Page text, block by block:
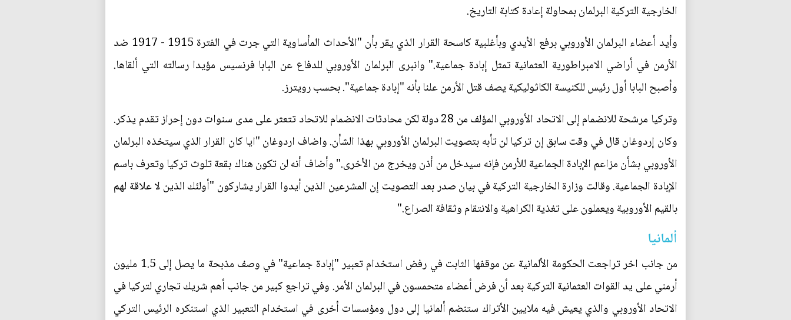
الخارجية التركية البرلمان بمحاولة إعادة كتابة التاريخ.
وأيد أعضاء البرلمان الأوروبي برفع الأيدي وبأغلبية كاسحة القرار الذي يقر بأن "الأحداث المأساوية التي جرت في الفترة 1915 - 1917 ضد
الأرمن في أراضي الامبراطورية العثمانية تمثل إبادة جماعية." وانبرى البرلمان الأوروبي للدفاع عن البابا فرنسيس مؤيدا رسالته التي ألقاها.
وأصبح البابا أول رئيس للكنيسة الكاثوليكية يصف قتل الأرمن علنا بأنه "إبادة جماعية". بحسب رويترز.
وتركيا مرشحة للانضمام إلى الاتحاد الأوروبي المؤلف من 28 دولة لكن محادثات الانضمام للاتحاد تتعثر على مدى سنوات دون إحراز تقدم يذكر.
وكان إردوغان قال في وقت سابق إن تركيا لن تأبه بتصويت البرلمان الأوروبي بهذا الشأن. واضاف اردوغان "ايا كان القرار الذي سيتخذه البرلمان
الأوروبي بشأن مزاعم الإبادة الجماعية للأرمن فإنه سيدخل من أذن ويخرج من الأخرى." وأضاف أنه لن تكون هناك بقعة تلوث تركيا وتعرف باسم
الإبادة الجماعية. وقالت وزارة الخارجية التركية في بيان صدر بعد التصويت إن المشرعين الذين أيدوا القرار يشاركون "أولئك الذين لا علاقة لهم
بالقيم الأوروبية ويعملون على تغذية الكراهية والانتقام وثقافة الصراع."
ألمانيا
من جانب اخر تراجعت الحكومة الألمانية عن موقفها الثابت في رفض استخدام تعبير "إبادة جماعية" في وصف مذبحة ما يصل إلى 1.5 مليون
أرمني على يد القوات العثمانية التركية بعد أن فرض أعضاء متحمسون في البرلمان الأمر. وفي تراجع كبير من جانب أهم شريك تجاري لتركيا في
الاتحاد الأوروبي والذي يعيش فيه ملايين الأتراك ستنضم ألمانيا إلى دول ومؤسسات أخرى في استخدام التعبير الذي استنكره الرئيس التركي